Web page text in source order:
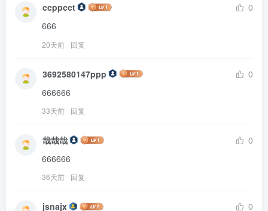
ccppcct
0
666
20天前 回复
3692580147ppp
0
666666
33天前 回复
哉哉哉
0
666666
36天前 回复
jsnajx
0